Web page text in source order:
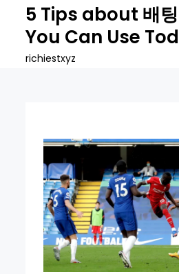
content
5 Tips about 배
You Can Use
richiestxyz